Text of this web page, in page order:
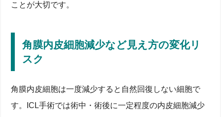
ことが大切です。
角膜内皮細胞減少など見え方の変化リ
スク
角膜内皮細胞は一度減少すると自然回復しない細胞で
す。ICL手術では術中・術後に一定程度の内皮細胞減少